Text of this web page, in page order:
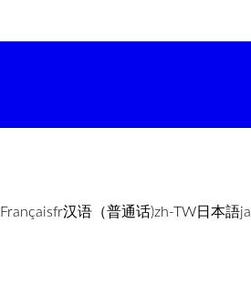
Françaisfr汉语（普通话)zh-TW日本語ja